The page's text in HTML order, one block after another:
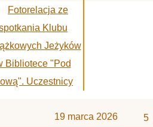
19 marca 2026 5